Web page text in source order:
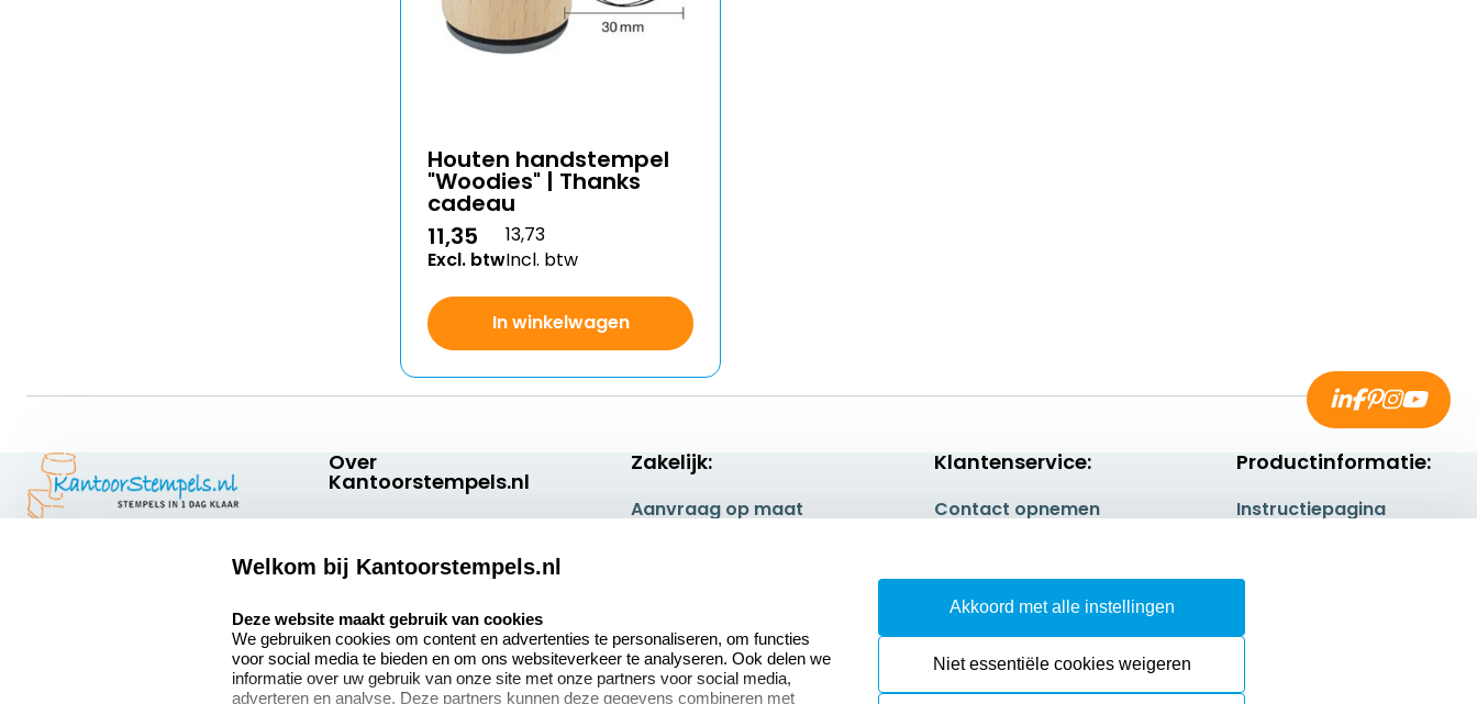
Houten handstempel
"Woodies" | Thanks
cadeau
11,35
Excl. btw
13,73
Incl. btw
In winkelwagen
Over
Kantoorstempels.nl
Bedrijfsgegevens
Extra informatie
Onze vacatures
Zakelijk:
Aanvraag op maat
Sale
Klantenservice:
Contact opnemen
Herroepingsrecht
Productinformatie:
Instructiepagina
Safety Sheets
Sitemap
Welkom bij Kantoorstempels.nl
Deze website maakt gebruik van cookies
We gebruiken cookies om content en advertenties te personaliseren, om functies
voor social media te bieden en om ons websiteverkeer te analyseren. Ook delen we
informatie over uw gebruik van onze site met onze partners voor social media,
adverteren en analyse. Deze partners kunnen deze gegevens combineren met
Akkoord met alle instellingen
Niet essentiële cookies weigeren